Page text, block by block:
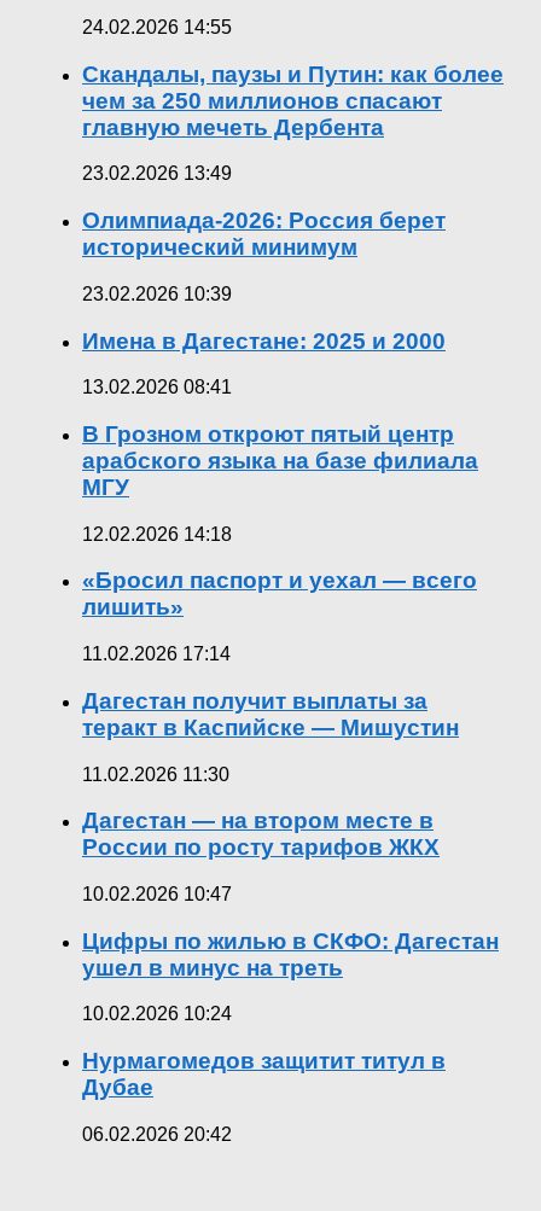
24.02.2026 14:55
Скандалы, паузы и Путин: как более
чем за 250 миллионов спасают
главную мечеть Дербента
23.02.2026 13:49
Олимпиада-2026: Россия берет
исторический минимум
23.02.2026 10:39
Имена в Дагестане: 2025 и 2000
13.02.2026 08:41
В Грозном откроют пятый центр
арабского языка на базе филиала
МГУ
12.02.2026 14:18
«Бросил паспорт и уехал — всего
лишить»
11.02.2026 17:14
Дагестан получит выплаты за
теракт в Каспийске — Мишустин
11.02.2026 11:30
Дагестан — на втором месте в
России по росту тарифов ЖКХ
10.02.2026 10:47
Цифры по жилью в СКФО: Дагестан
ушел в минус на треть
10.02.2026 10:24
Нурмагомедов защитит титул в
Дубае
06.02.2026 20:42